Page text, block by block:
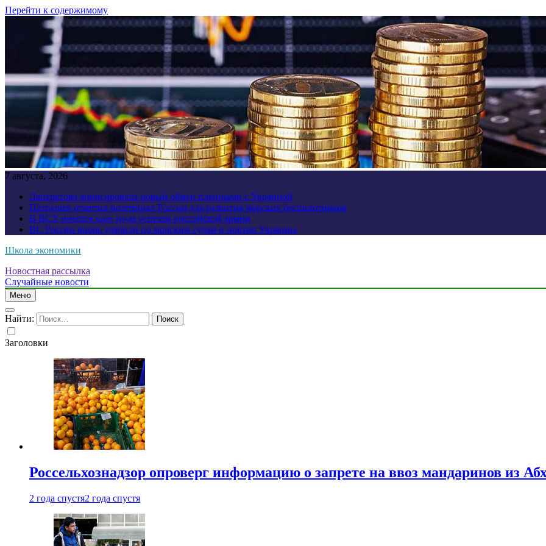
Перейти к содержимому
7 августа, 2026
Лантратова анонсировала новый обмен пленными с Украиной
Патрушев отметил потенциал России для развития морских беспилотников
В ВСУ начался хаос из-за успехов российской армии
ВС России вновь ударили по морским судам и портам Украины
Школа экономики
Новостная рассылка
Случайные новости
Меню
Найти:
Заголовки
Россельхознадзор опроверг информацию о запрете на ввоз мандаринов из
2 года спустя2 года спустя